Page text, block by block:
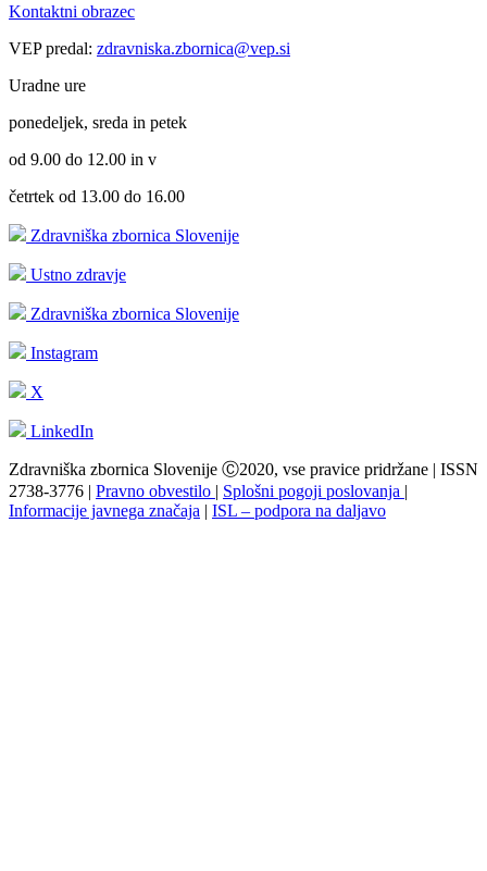
Kontaktni obrazec
VEP predal: zdravniska.zbornica@vep.si
Uradne ure
ponedeljek, sreda in petek
od 9.00 do 12.00 in v
četrtek od 13.00 do 16.00
Zdravniška zbornica Slovenije
Ustno zdravje
Zdravniška zbornica Slovenije
Instagram
X
LinkedIn
Zdravniška zbornica Slovenije Ⓒ2020, vse pravice pridržane | ISSN
2738-3776 | Pravno obvestilo | Splošni pogoji poslovanja |
Informacije javnega značaja | ISL – podpora na daljavo